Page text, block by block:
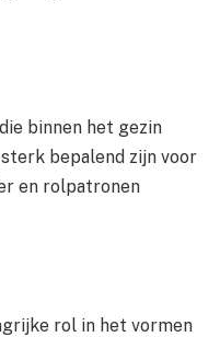
binnen het gezin
bepalend zijn voor
en rolpatronen
rol in het vormen